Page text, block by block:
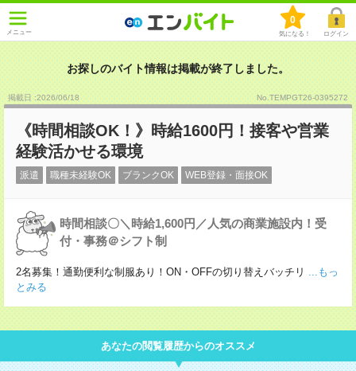
メニュー
0
気になる！ ログイン
お探しのバイト情報は掲載が終了しました。
掲載日 :2026/06/18 No.TEMPGT26-0395272
《時間相談OK！》時給1600円！接客や営業
経験活かせる環境
派遣 職種未経験OK ブランクOK WEB登録・面接OK
時間相談〇＼時給1,600円／人気の商業施設内！受
付・事務＠シフト制
2名募集！通勤便利な制服あり！ON・OFFの切り替えバッチリ ...もっ
とみる
あなたの閲覧履歴からのオススメ